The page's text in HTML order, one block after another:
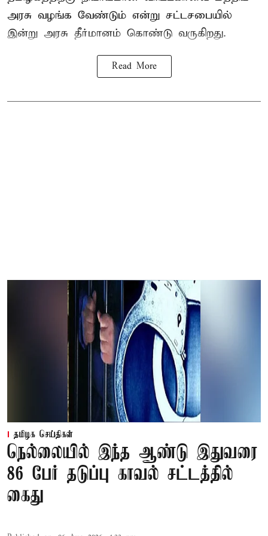
அரசு வழங்க வேண்டும் என்று சட்டசபையில்
இன்று அரசு தீர்மானம் கொண்டு வருகிறது.
Read More
தமிழக செய்திகள்
நெல்லையில் இந்த ஆண்டு இதுவரை
86 பேர் தடுப்பு காவல் சட்டத்தில்
கைது